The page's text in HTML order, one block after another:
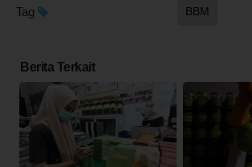
Tag BBM
Berita Terkait